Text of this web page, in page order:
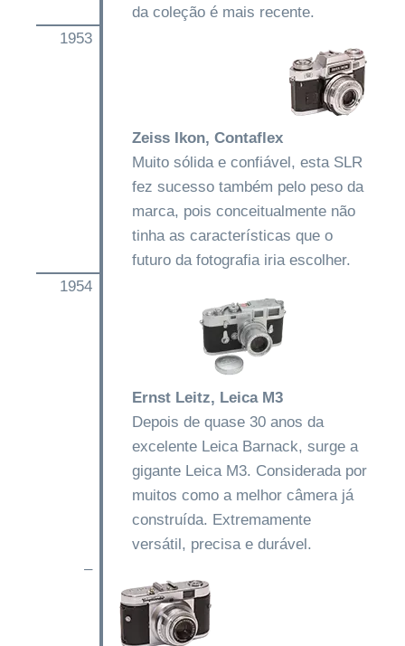
da coleção é mais recente.
1953
Zeiss Ikon, Contaflex
Muito sólida e confiável, esta SLR
fez sucesso também pelo peso da
marca, pois conceitualmente não
tinha as características que o
futuro da fotografia iria escolher.
1954
Ernst Leitz, Leica M3
Depois de quase 30 anos da
excelente Leica Barnack, surge a
gigante Leica M3. Considerada por
muitos como a melhor câmera já
construída. Extremamente
versátil, precisa e durável.
–